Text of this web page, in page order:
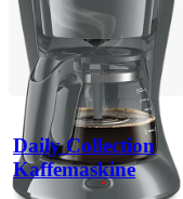
Daily Collection
Kaffemaskine